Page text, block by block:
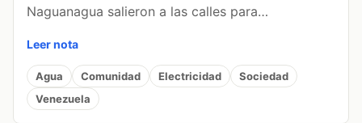
Naguanagua salieron a las calles para…
Leer nota
Agua Comunidad Electricidad
Sociedad
Venezuela